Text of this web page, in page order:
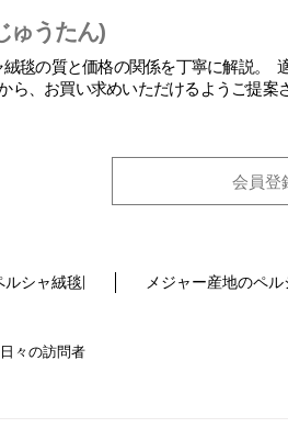
ゅうたん)
毯の質と価格の関係を丁寧に解説。
、お買い求めいただけるようご提案
会員登
ルシャ絨毯| メジャー産地のペ
日々の訪問者